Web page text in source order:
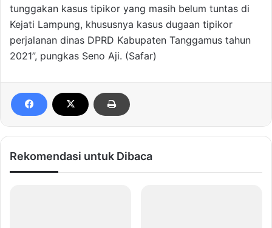
tunggakan kasus tipikor yang masih belum tuntas di
Kejati Lampung, khususnya kasus dugaan tipikor
perjalanan dinas DPRD Kabupaten Tanggamus tahun
2021”, pungkas Seno Aji. (Safar)
Rekomendasi untuk Dibaca